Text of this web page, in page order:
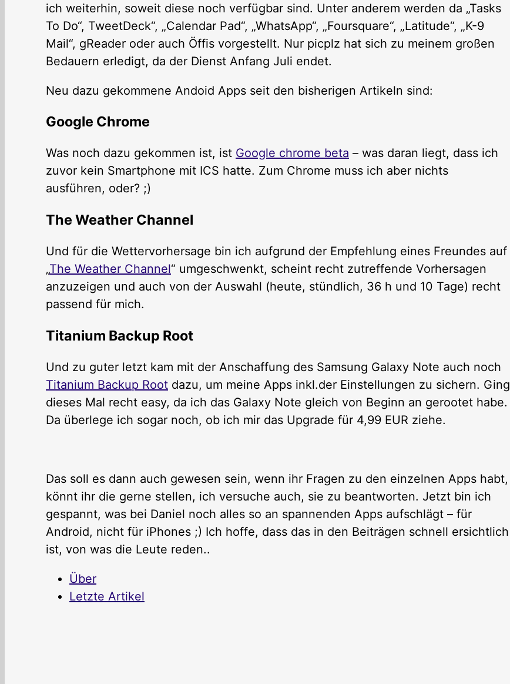
ich weiterhin, soweit diese noch verfügbar sind. Unter anderem werden da „Tasks
To Do“, TweetDeck“, „Calendar Pad“, „WhatsApp“, „Foursquare“, „Latitude“, „K-9
Mail“, gReader oder auch Öffis vorgestellt. Nur picplz hat sich zu meinem großen
Bedauern erledigt, da der Dienst Anfang Juli endet.
Neu dazu gekommene Andoid Apps seit den bisherigen Artikeln sind:
Google Chrome
Was noch dazu gekommen ist, ist Google chrome beta – was daran liegt, dass ich
zuvor kein Smartphone mit ICS hatte. Zum Chrome muss ich aber nichts
ausführen, oder? ;)
The Weather Channel
Und für die Wettervorhersage bin ich aufgrund der Empfehlung eines Freundes auf
„The Weather Channel“ umgeschwenkt, scheint recht zutreffende Vorhersagen
anzuzeigen und auch von der Auswahl (heute, stündlich, 36 h und 10 Tage) recht
passend für mich.
Titanium Backup Root
Und zu guter letzt kam mit der Anschaffung des Samsung Galaxy Note auch noch
Titanium Backup Root dazu, um meine Apps inkl.der Einstellungen zu sichern. Ging
dieses Mal recht easy, da ich das Galaxy Note gleich von Beginn an gerootet habe.
Da überlege ich sogar noch, ob ich mir das Upgrade für 4,99 EUR ziehe.
Das soll es dann auch gewesen sein, wenn ihr Fragen zu den einzelnen Apps habt,
könnt ihr die gerne stellen, ich versuche auch, sie zu beantworten. Jetzt bin ich
gespannt, was bei Daniel noch alles so an spannenden Apps aufschlägt – für
Android, nicht für iPhones ;) Ich hoffe, dass das in den Beiträgen schnell ersichtlich
ist, von was die Leute reden..
Über
Letzte Artikel